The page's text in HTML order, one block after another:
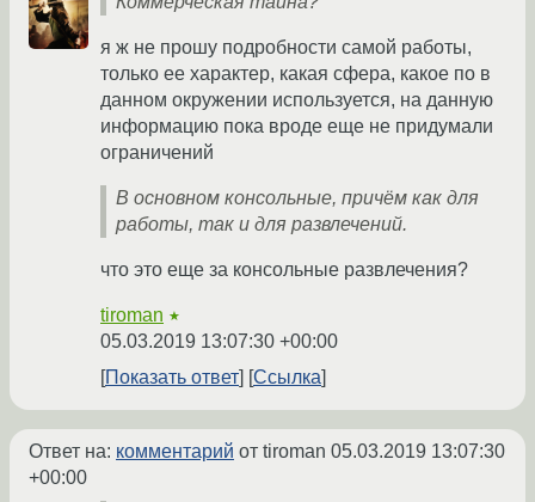
я ж не прошу подробности самой работы,
только ее характер, какая сфера, какое по в
данном окружении используется, на данную
информацию пока вроде еще не придумали
ограничений
В основном консольные, причём как для
работы, так и для развлечений.
что это еще за консольные развлечения?
tiroman ★
05.03.2019 13:07:30 +00:00
Показать ответ
Ссылка
Ответ на: комментарий от tiroman 05.03.2019 13:07:30
+00:00